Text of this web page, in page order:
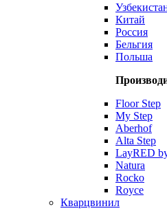
Китай
Россия
Бельгия
Польша
Floor Step
My Step
Aberhof
Alta Step
LayRED
Natura
Rocko
Royce
Кварцвинил